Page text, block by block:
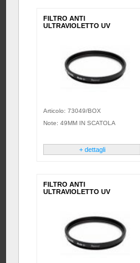
FILTRO ANTI
ULTRAVIOLETTO UV
Articolo: 73049/BOX
Note: 49MM IN SCATOLA
+ dettagli
FILTRO ANTI
ULTRAVIOLETTO UV